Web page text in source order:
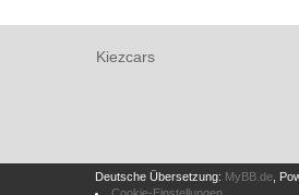
Kiezcars
Deutsche Übersetzung: MyBB.de ,